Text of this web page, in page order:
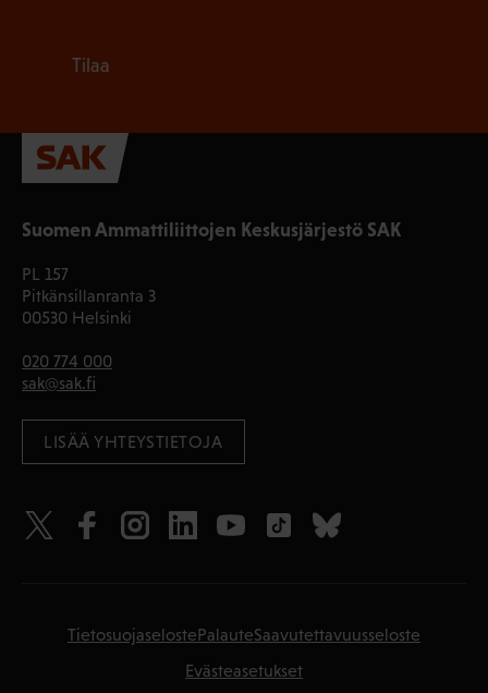
Suomen Ammattiliittojen Keskusjärjestö SAK
PL 157
Pitkänsillanranta 3
00530 Helsinki
020 774 000
sak@sak.fi
LISÄÄ YHTEYSTIETOJA
Tilaa
TietosuojaselostePalauteSaavutettavuusseloste
Evästeasetukset